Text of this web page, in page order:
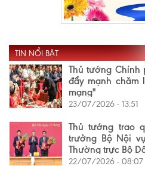
TIN NỔI BẬT
Thủ tướng Chính
đẩy mạnh chăm
mạng"
23/07/2026 - 13:51
Thủ tướng trao
trưởng Bộ Nội
Thường trực Bộ
22/07/2026 - 08:07